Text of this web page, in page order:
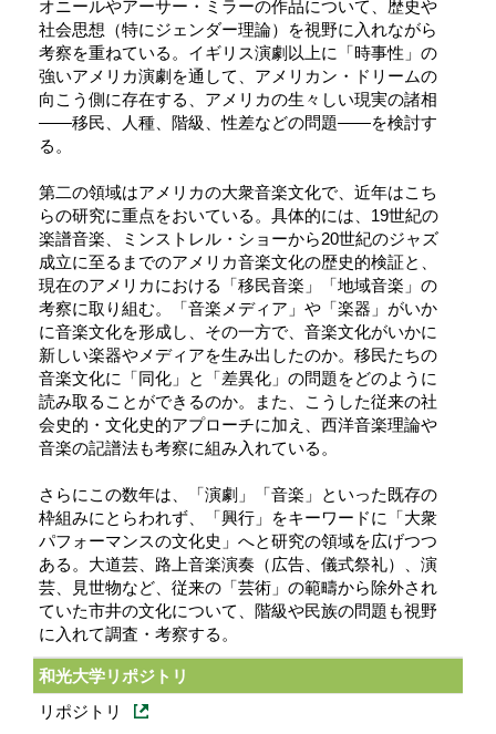
オニールやアーサー・ミラーの作品について、歴史や
社会思想（特にジェンダー理論）を視野に入れながら
考察を重ねている。イギリス演劇以上に「時事性」の
強いアメリカ演劇を通して、アメリカン・ドリームの
向こう側に存在する、アメリカの生々しい現実の諸相
――移民、人種、階級、性差などの問題――を検討す
る。
第二の領域はアメリカの大衆音楽文化で、近年はこち
らの研究に重点をおいている。具体的には、19世紀の
楽譜音楽、ミンストレル・ショーから20世紀のジャズ
成立に至るまでのアメリカ音楽文化の歴史的検証と、
現在のアメリカにおける「移民音楽」「地域音楽」の
考察に取り組む。「音楽メディア」や「楽器」がいか
に音楽文化を形成し、その一方で、音楽文化がいかに
新しい楽器やメディアを生み出したのか。移民たちの
音楽文化に「同化」と「差異化」の問題をどのように
読み取ることができるのか。また、こうした従来の社
会史的・文化史的アプローチに加え、西洋音楽理論や
音楽の記譜法も考察に組み入れている。
さらにこの数年は、「演劇」「音楽」といった既存の
枠組みにとらわれず、「興行」をキーワードに「大衆
パフォーマンスの文化史」へと研究の領域を広げつつ
ある。大道芸、路上音楽演奏（広告、儀式祭礼）、演
芸、見世物など、従来の「芸術」の範疇から除外され
ていた市井の文化について、階級や民族の問題も視野
に入れて調査・考察する。
和光大学リポジトリ
リポジトリ